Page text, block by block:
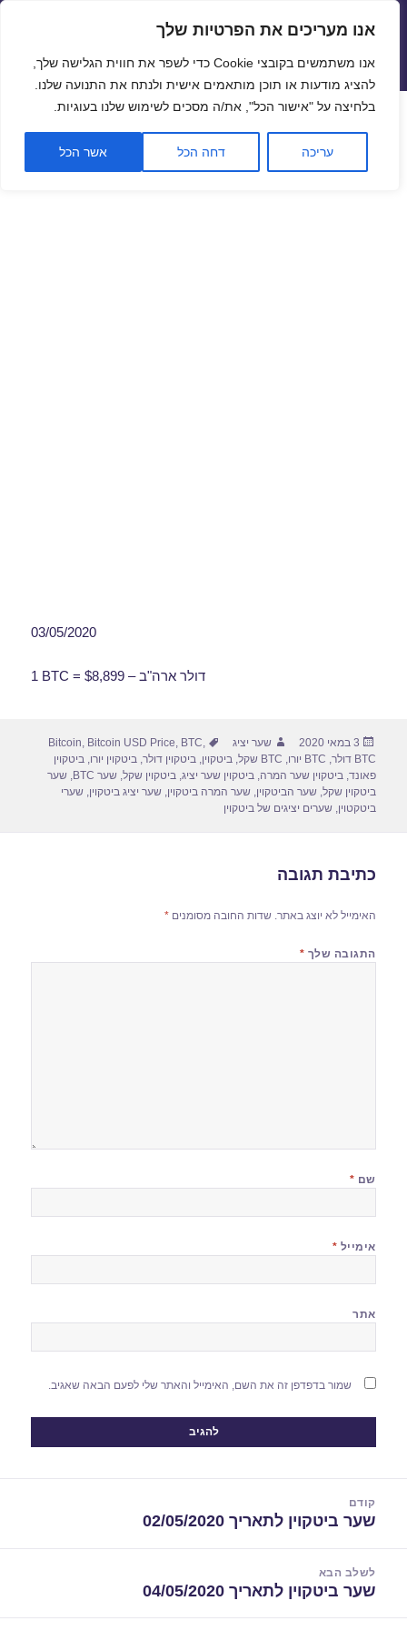
פתח
אנו מעריכים את הפרטיות שלך
אנו משתמשים בקובצי Cookie כדי לשפר את חווית הגלישה שלך,
להציג מודעות או תוכן מותאמים אישית ולנתח את התנועה שלנו.
בלחיצה על "אישור הכל", את/ה מסכים לשימוש שלנו בעוגיות.
עריכה דחה הכל אשר הכל
שערי חליפין יציגים – שער יציג
תפריטים
ווידג'טים
שער ביטקוין לתאריך 03/05/2020
03/05/2020
1 BTC = $8,899 – דולר ארה"ב
פורסם
בתאריך
3 במאי 2020 מחבר
שער יציג תגיות Bitcoin, Bitcoin USD Price, BTC,
BTC דולר
, BTC יורו , BTC שקל ,ביטקוין,ביטקוין דולר,ביטקוין יורו,ביטקוין
פאונד,ביטקוין שער המרה,ביטקוין שער יציג,ביטקוין שקל,שער BTC ,שער
ביטקוין שקל,שער הביטקוין,שער המרה ביטקוין,שער יציג ביטקוין,שערי
ביטקטוין,שערים יציגים של ביטקוין
כתיבת תגובה
האימייל לא יוצג באתר. שדות החובה מסומנים*
התגובה שלך *
שם *
אימייל *
אתר
שמור בדפדפן זה את השם, האימייל והאתר שלי לפעם הבאה שאגיב.
קודם
הפוסט
שער ביטקוין לתאריך 02/05/2020
לשלב הבא
הפוסט
שער ביטקוין לתאריך 04/05/2020